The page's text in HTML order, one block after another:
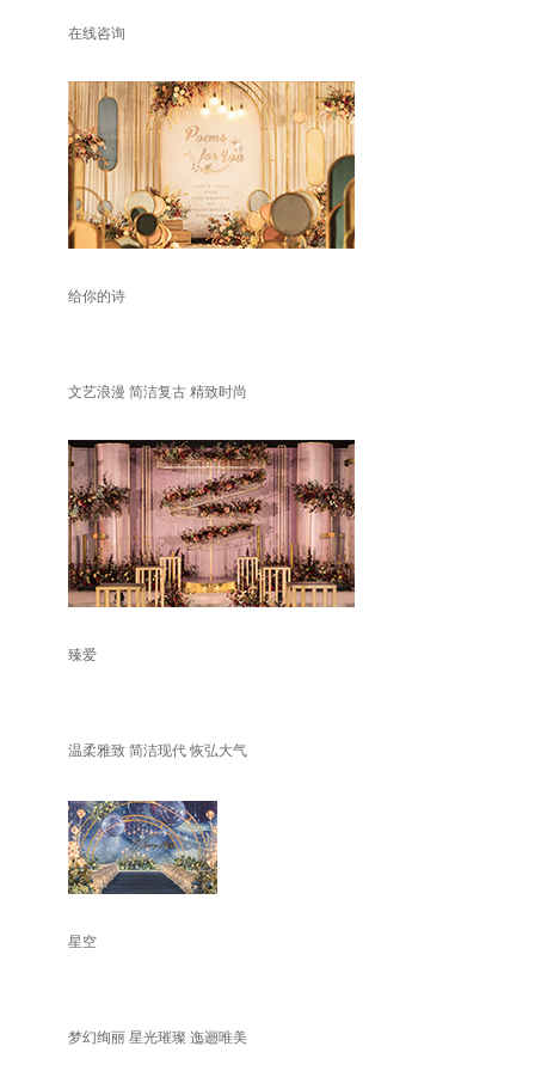
在线咨询
给你的诗
文艺浪漫 简洁复古 精致时尚
臻爱
温柔雅致 简洁现代 恢弘大气
星空
梦幻绚丽 星光璀璨 迤逦唯美